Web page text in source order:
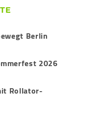
Berlin
2026
Rollator-